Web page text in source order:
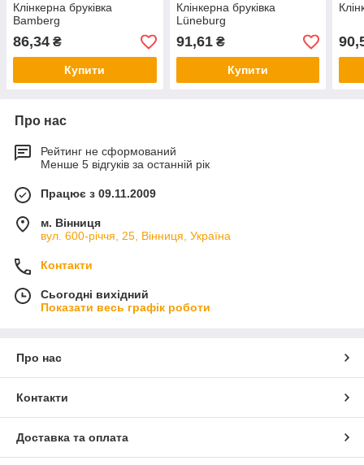
Клінкерна бруківка
Bamberg
86,34 ₴
Купити
Клінкерна бруківка
Lüneburg
91,61₴
Купити
Про нас
Рейтинг не сформований
Менше 5 відгуків за останній рік
Працює з 09.11.2009
м. Вінниця
вул. 600-річчя, 25, Вінниця, Україна
Контакти
Сьогодні вихідний
Показати весь графік роботи
Про нас
Контакти
Доставка та оплата